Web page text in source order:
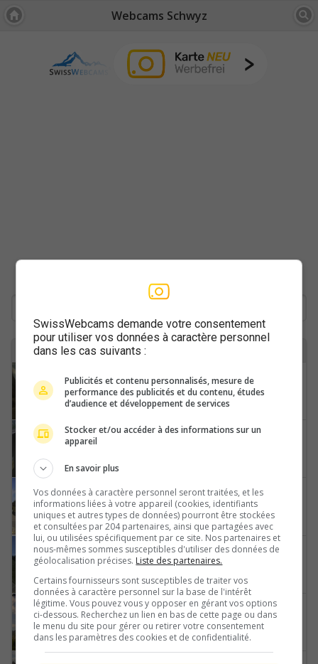
Webcams Schwyz
10 webcams avec le tag schwyz trouvées
Schwyz › Nordosten: Hotel Passhöhe - Ibergeregg Pass
Schwyz › Nordwesten: Schwyz - Mythen
SwissWebcams demande votre consentement
pour utiliser vos données à caractère personnel
dans les cas suivants :
Publicités et contenu personnalisés, mesure de
performance des publicités et du contenu, études
d’audience et développement de services
Stocker et/ou accéder à des informations sur un
appareil
En savoir plus
Vos données à caractère personnel seront traitées, et les
informations liées à votre appareil (cookies, identifiants
uniques et autres types de données) pourront être stockées
et consultées par 204 partenaires, ainsi que partagées avec
lui, ou utilisées spécifiquement par ce site. Nos partenaires et
nous-mêmes sommes susceptibles d'utiliser des données de
géolocalisation précises. Liste des partenaires.
Certains fournisseurs sont susceptibles de traiter vos
données à caractère personnel sur la base de l'intérêt
légitime. Vous pouvez vous y opposer en gérant vos options
ci-dessous. Recherchez un lien en bas de cette page ou dans
le menu du site pour gérer ou retirer votre consentement
dans les paramètres des cookies et de confidentialité.